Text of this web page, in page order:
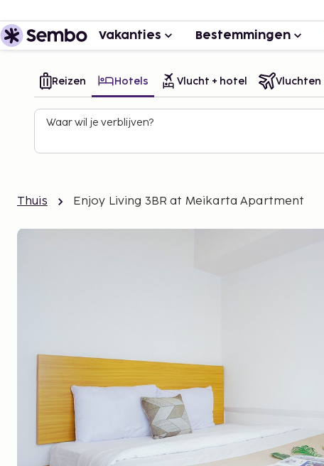
Vakanties Bestemmingen
Reizen Hotels Vlucht + hotel Vluchten
Waar wil je verblijven?
Thuis Enjoy Living 3BR at Meikarta Apartment